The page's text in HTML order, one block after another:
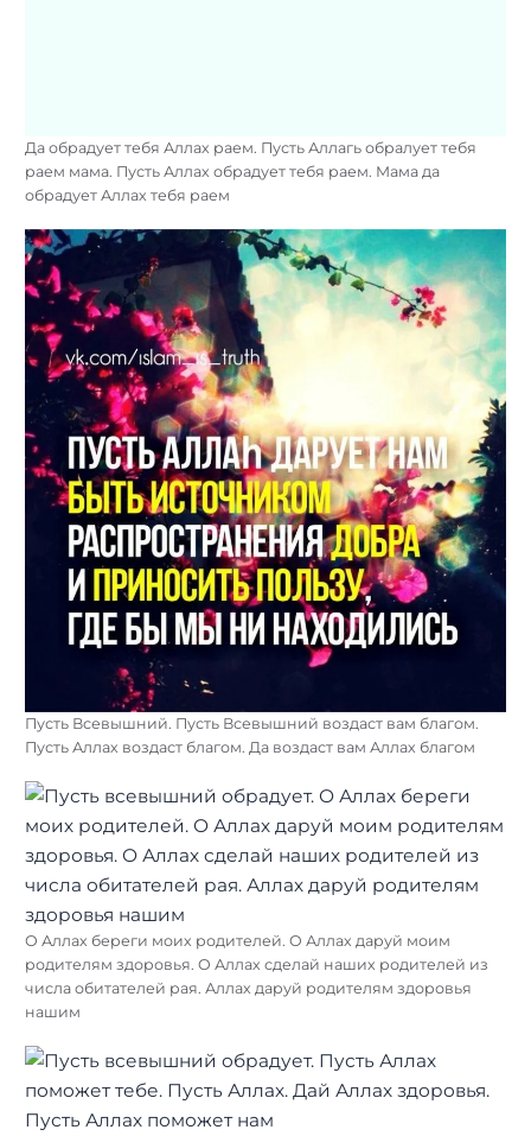
Да обрадует тебя Аллах раем. Пусть Аллагь обралует тебя
раем мама. Пусть Аллах обрадует тебя раем. Мама да
обрадует Аллах тебя раем
Пусть Всевышний. Пусть Всевышний воздаст вам благом.
Пусть Аллах воздаст благом. Да воздаст вам Аллах благом
О Аллах береги моих родителей. О Аллах даруй моим
родителям здоровья. О Аллах сделай наших родителей из
числа обитателей рая. Аллах даруй родителям здоровья
нашим